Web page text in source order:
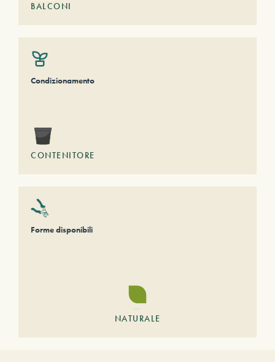
BALCONI
Condizionamento
CONTENITORE
Forme disponibili
NATURALE